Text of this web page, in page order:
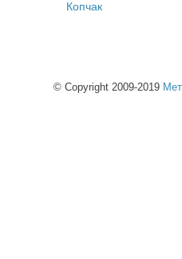
Копчак
© Copyright 2009-2019